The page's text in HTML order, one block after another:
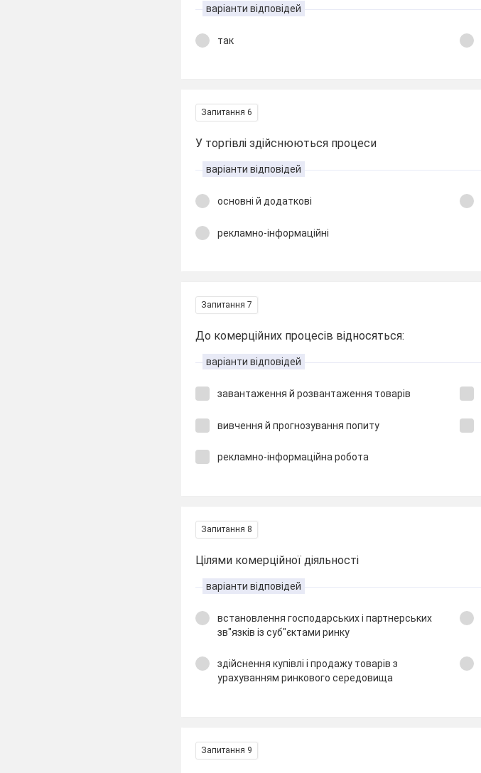
варіанти відповідей
так
Запитання 6
У торгівлі здійснюються процеси
варіанти відповідей
основні й додаткові
рекламно-інформаційні
Запитання 7
До комерційних процесів відносяться:
варіанти відповідей
завантаження й розвантаження товарів
вивчення й прогнозування попиту
рекламно-інформаційна робота
Запитання 8
Цілями комерційної діяльності
варіанти відповідей
встановлення господарських і партнерських
зв"язків із суб"єктами ринку
здійснення купівлі і продажу товарів з
урахуванням ринкового середовища
Запитання 9